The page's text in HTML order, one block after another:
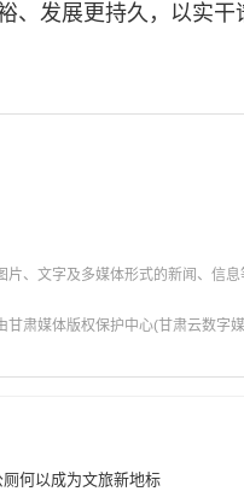
、发展更持久，以实干
片、文字及多媒体形式的新闻、信
甘肃媒体版权保护中心(甘肃云数字
厕何以成为文旅新地标